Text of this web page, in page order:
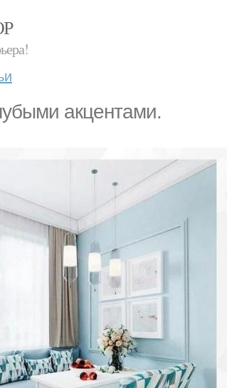
акцентами.